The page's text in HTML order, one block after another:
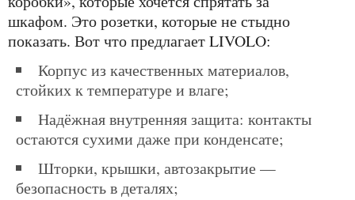
шкафом. Это розетки, которые не стыдно
показать. Вот что предлагает LIVOLO:
корпус из качественных материалов,
стойких к температуре и влаге;
надёжная внутренняя защита: контакты
остаются сухими даже при конденсате;
шторки, крышки, автозакрытие —
безопасность в деталях;